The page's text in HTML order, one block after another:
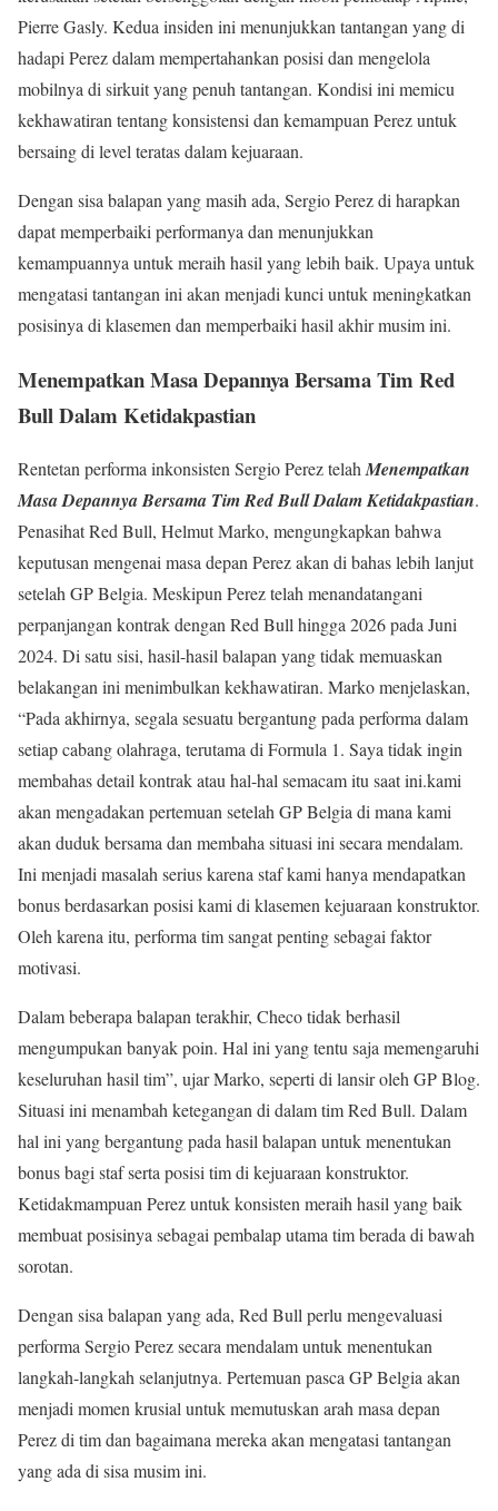
Pierre Gasly. Kedua insiden ini menunjukkan tantangan yang di
hadapi Perez dalam mempertahankan posisi dan mengelola
mobilnya di sirkuit yang penuh tantangan. Kondisi ini memicu
kekhawatiran tentang konsistensi dan kemampuan Perez untuk
bersaing di level teratas dalam kejuaraan.
Dengan sisa balapan yang masih ada, Sergio Perez di harapkan
dapat memperbaiki performanya dan menunjukkan
kemampuannya untuk meraih hasil yang lebih baik. Upaya untuk
mengatasi tantangan ini akan menjadi kunci untuk meningkatkan
posisinya di klasemen dan memperbaiki hasil akhir musim ini.
Menempatkan Masa Depannya Bersama Tim Red
Bull Dalam Ketidakpastian
Rentetan performa inkonsisten Sergio Perez telahMenempatkan
Masa Depannya Bersama Tim Red Bull Dalam Ketidakpastian.
Penasihat Red Bull, Helmut Marko, mengungkapkan bahwa
keputusan mengenai masa depan Perez akan di bahas lebih lanjut
setelah GP Belgia. Meskipun Perez telah menandatangani
perpanjangan kontrak dengan Red Bull hingga 2026 pada Juni
2024. Di satu sisi, hasil-hasil balapan yang tidak memuaskan
belakangan ini menimbulkan kekhawatiran. Marko menjelaskan,
“Pada akhirnya, segala sesuatu bergantung pada performa dalam
setiap cabang olahraga, terutama di Formula 1. Saya tidak ingin
membahas detail kontrak atau hal-hal semacam itu saat ini.kami
akan mengadakan pertemuan setelah GP Belgia di mana kami
akan duduk bersama dan membaha situasi ini secara mendalam.
Ini menjadi masalah serius karena staf kami hanya mendapatkan
bonus berdasarkan posisi kami di klasemen kejuaraan konstruktor.
Oleh karena itu, performa tim sangat penting sebagai faktor
motivasi.
Dalam beberapa balapan terakhir, Checo tidak berhasil
mengumpukan banyak poin. Hal ini yang tentu saja memengaruhi
keseluruhan hasil tim”, ujar Marko, seperti di lansir oleh GP Blog.
Situasi ini menambah ketegangan di dalam tim Red Bull. Dalam
hal ini yang bergantung pada hasil balapan untuk menentukan
bonus bagi staf serta posisi tim di kejuaraan konstruktor.
Ketidakmampuan Perez untuk konsisten meraih hasil yang baik
membuat posisinya sebagai pembalap utama tim berada di bawah
sorotan.
Dengan sisa balapan yang ada, Red Bull perlu mengevaluasi
performa Sergio Perez secara mendalam untuk menentukan
langkah-langkah selanjutnya. Pertemuan pasca GP Belgia akan
menjadi momen krusial untuk memutuskan arah masa depan
Perez di tim dan bagaimana mereka akan mengatasi tantangan
yang ada di sisa musim ini.